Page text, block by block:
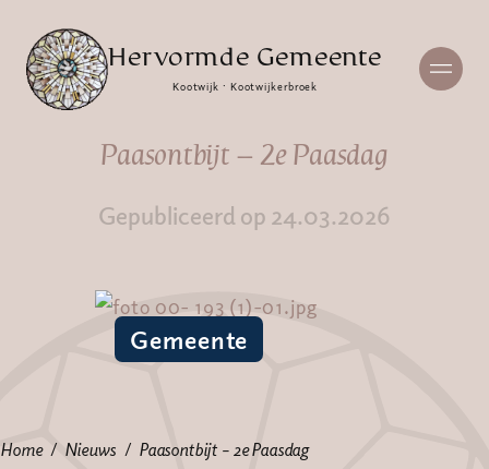
Hervormde Gemeente
Kootwijk · Kootwijkerbroek
Paasontbijt – 2e Paasdag
Gepubliceerd op 24.03.2026
Gemeente
Home Nieuws Paasontbijt – 2e Paasdag